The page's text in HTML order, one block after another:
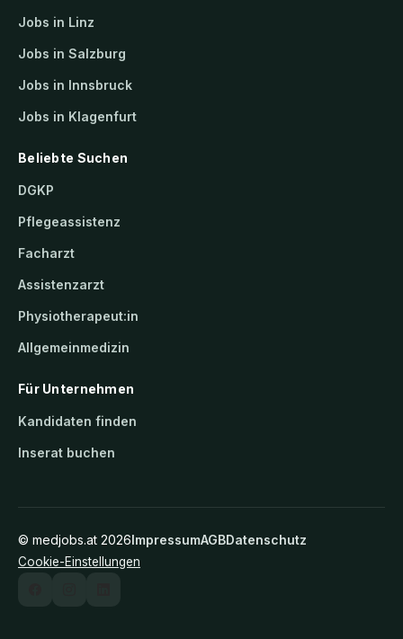
Jobs in Linz
Jobs in Salzburg
Jobs in Innsbruck
Jobs in Klagenfurt
Beliebte Suchen
DGKP
Pflegeassistenz
Facharzt
Assistenzarzt
Physiotherapeut:in
Allgemeinmedizin
Für Unternehmen
Kandidaten finden
Inserat buchen
© medjobs.at 2026ImpressumAGBDatenschutz
Cookie-Einstellungen